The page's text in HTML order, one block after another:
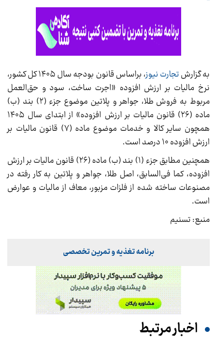
به گزارشتجارت نیوز
، براساس قانون بودجه سال ۱۴۰۵ کل کشور،
نرخ مالیات بر ارزش افزوده «اجرت ساخت، سود و حق‌العمل
مربوط به فروش طلا، جواهر و پلاتین موضوع جزء (۲) بند (ب)
ماده (۲۶) قانون مالیات بر ارزش افزوده» از ابتدای سال ۱۴۰۵
همچون سایر کالا و خدمات موضوع ماده (۷) قانون مالیات بر
ارزش افزوده ۱۰ درصد است.
همچنین مطابق جزء (۱) بند (ب) ماده (۲۶) قانون مالیات بر ارزش
افزوده، کما فی‌السابق، اصل طلا، جواهر و پلاتین به کار رفته در
مصنوعات ساخته شده از فلزات مزبور، معاف از مالیات و عوارض
است.
منبع: تسنیم
برنامه تغذیه و تمرین تخصصی
اخبار مرتبط